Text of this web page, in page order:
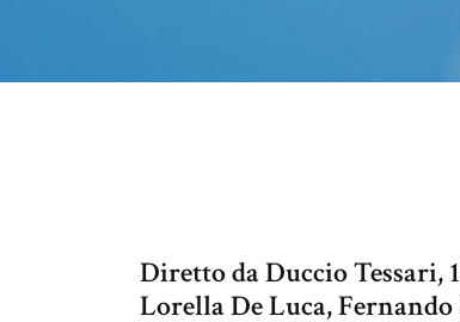
Diretto da Duccio Tessari,
Lorella De Luca,